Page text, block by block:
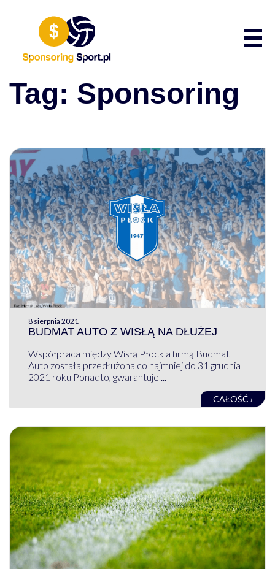
Tag: Sponsoring
8 sierpnia 2021
BUDMAT AUTO Z WISŁĄ NA DŁUŻEJ
Współpraca między Wisłą Płock a firmą Budmat
Auto została przedłużona co najmniej do 31 grudnia
2021 roku Ponadto, gwarantuje ...
CAŁOŚĆ ›